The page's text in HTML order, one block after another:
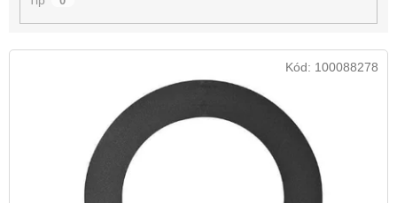
V
Kód: 100088278